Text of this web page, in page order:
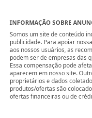
INFORMAÇÃO SOBRE
Somos um site de conteúdo
publicidade. Para apoiar
aos nossos usuários, as
podem ser de empresas das
Essa compensação pode
aparecem em nosso site.
proprietários e dados
produtos/ofertas são
ofertas financeiras ou de